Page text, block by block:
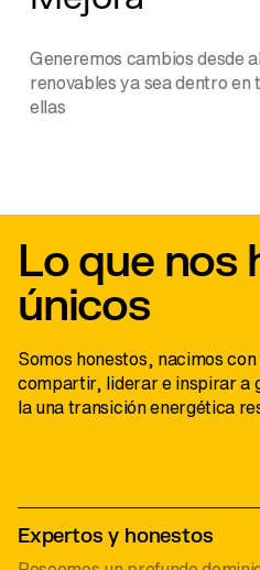
Generemos cambios desde
renovables ya sea dentro en
ellas
Lo que nos
únicos
Somos honestos, nacimos
compartir, liderar e inspirar a
la una transición energética
Expertos y honestos